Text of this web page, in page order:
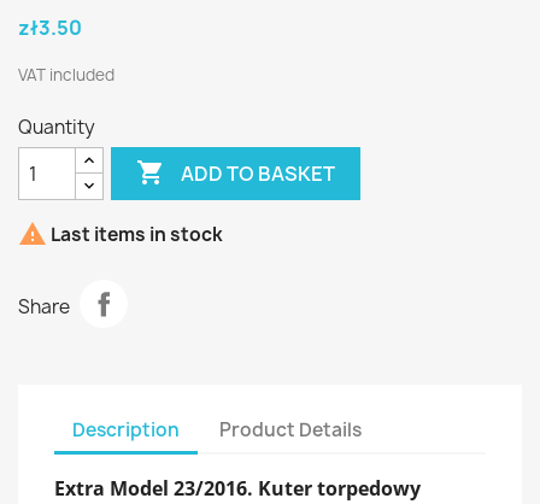
zł3.50
VAT included
Quantity
 ADD TO BASKET
 Last items in stock
Share
Description Product Details
Extra Model 23/2016. Kuter torpedowy